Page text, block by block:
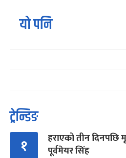
यो पनि
ट्रेन्डिङ
१
हराएको तीन
पूर्वमेयर सिंह